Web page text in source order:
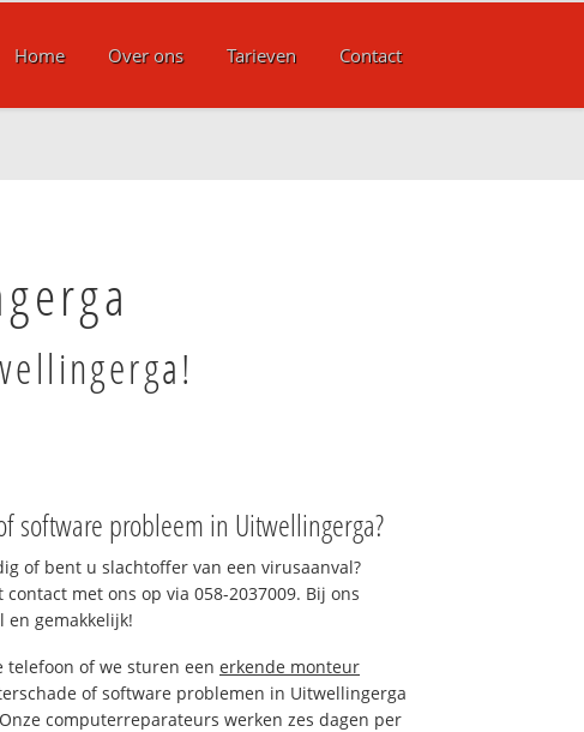
Home Over ons Tarieven Contact
software probleem in Uitwellingerga?
of bent u slachtoffer van een virusaanval?
met ons op via 058-2037009. Bij ons
en gemakkelijk!
of we sturen een erkende monteur
of software problemen in Uitwellingerga
computerreparateurs werken zes dagen per